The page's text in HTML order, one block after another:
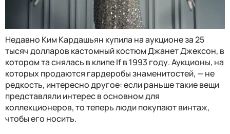
Недавно Ким Кардашьян купила на аукционе за 25
тысяч долларов кастомный костюм Джанет Джексон, в
котором та снялась в клипе If в 1993 году. Аукционы, на
которых продаются гардеробы знаменитостей, — не
редкость, интересно другое: если раньше такие вещи
представляли интерес в основном для
коллекционеров, то теперь люди покупают винтаж,
чтобы его носить.